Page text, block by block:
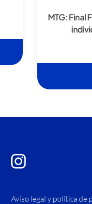
MTG: Final
Aviso legal y política de